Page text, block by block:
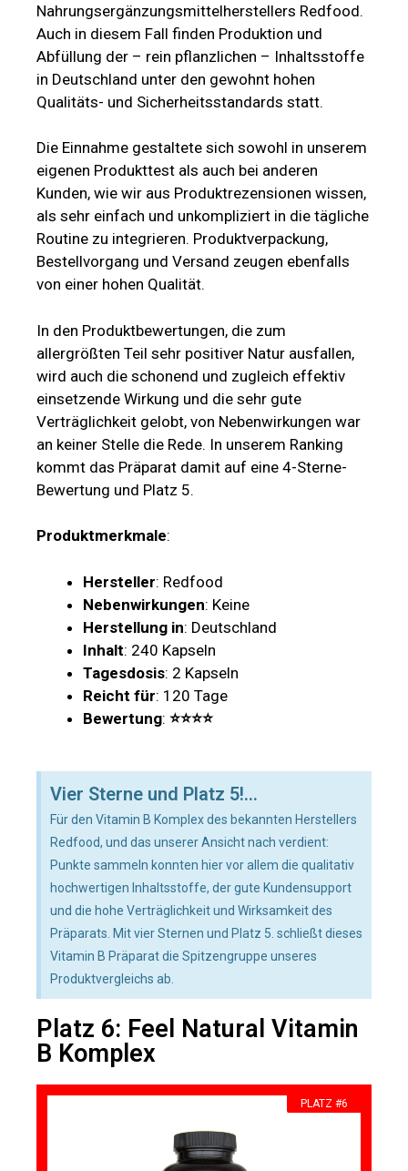
Nahrungsergänzungsmittelherstellers Redfood.
Auch in diesem Fall finden Produktion und
Abfüllung der – rein pflanzlichen – Inhaltsstoffe
in Deutschland unter den gewohnt hohen
Qualitäts- und Sicherheitsstandards statt.
Die Einnahme gestaltete sich sowohl in unserem
eigenen Produkttest als auch bei anderen
Kunden, wie wir aus Produktrezensionen wissen,
als sehr einfach und unkompliziert in die tägliche
Routine zu integrieren. Produktverpackung,
Bestellvorgang und Versand zeugen ebenfalls
von einer hohen Qualität.
In den Produktbewertungen, die zum
allergrößten Teil sehr positiver Natur ausfallen,
wird auch die schonend und zugleich effektiv
einsetzende Wirkung und die sehr gute
Verträglichkeit gelobt, von Nebenwirkungen war
an keiner Stelle die Rede. In unserem Ranking
kommt das Präparat damit auf eine 4-Sterne-
Bewertung und Platz 5.
Produktmerkmale:
Hersteller: Redfood
Nebenwirkungen: Keine
Herstellung in: Deutschland
Inhalt: 240 Kapseln
Tagesdosis: 2 Kapseln
Reicht für: 120 Tage
Bewertung: ⭐⭐⭐⭐
Vier Sterne und Platz 5!...
Für den Vitamin B Komplex des bekannten Herstellers
Redfood, und das unserer Ansicht nach verdient:
Punkte sammeln konnten hier vor allem die qualitativ
hochwertigen Inhaltsstoffe, der gute Kundensupport
und die hohe Verträglichkeit und Wirksamkeit des
Präparats. Mit vier Sternen und Platz 5. schließt dieses
Vitamin B Präparat die Spitzengruppe unseres
Produktvergleichs ab.
Platz 6: Feel Natural Vitamin
B Komplex
PLATZ #6